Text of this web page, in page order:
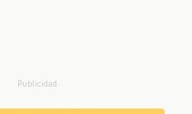
Publicidad